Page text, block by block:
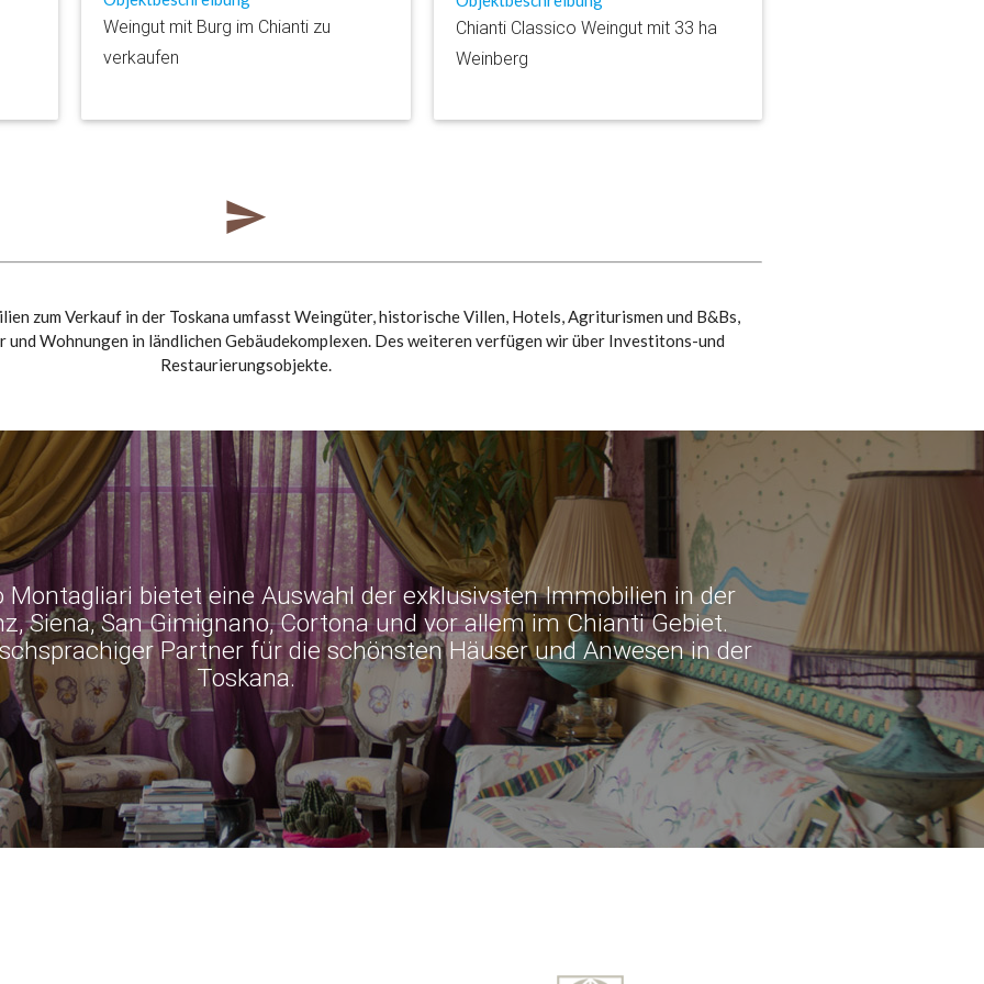
Weingut mit Burg im Chianti zu
verkaufen
Chianti Classico Weingut mit 33 ha
Weinberg
zum Verkauf in der Toskana umfasst Weingüter, historische Villen, Hotels, Agriturismen und B&Bs,
Wohnungen in ländlichen Gebäudekomplexen. Des weiteren verfügen wir über Investitons-und
Restaurierungsobjekte.
Montagliari bietet eine Auswahl der exklusivsten Immobilien in der
Siena, San Gimignano, Cortona und vor allem im Chianti Gebiet.
Partner für die schönsten Häuser und Anwesen in der
Toskana.